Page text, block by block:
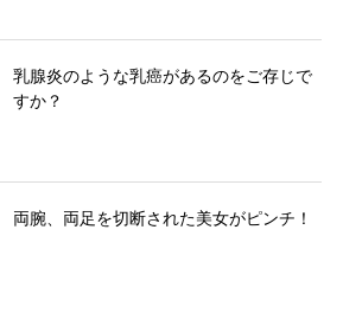
乳腺炎のような乳癌があるのをご存じで
すか？
両腕、両足を切断された美女がピンチ！